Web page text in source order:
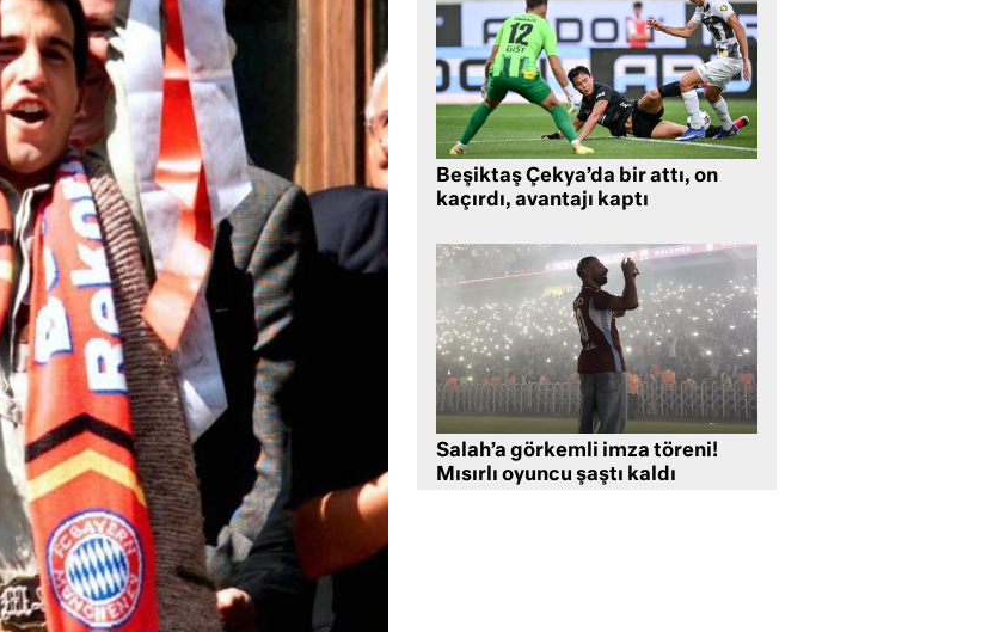
Beşiktaş Çekya’da bir attı, on
kaçırdı, avantajı kaptı
Salah’a görkemli imza töreni!
Mısırlı oyuncu şaştı kaldı